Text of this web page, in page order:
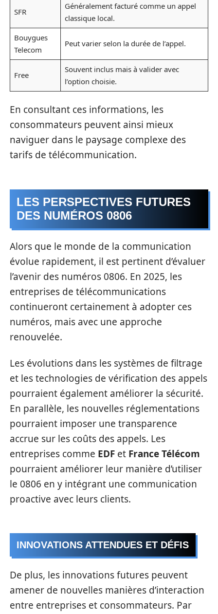
SFR
Généralement facturé comme un appel
classique local.
Bouygues
Telecom
Peut varier selon la durée de l’appel.
Free
Souvent inclus mais à valider avec
l’option choisie.
En consultant ces informations, les
consommateurs peuvent ainsi mieux
naviguer dans le paysage complexe des
tarifs de télécommunication.
LES PERSPECTIVES FUTURES
DES NUMÉROS 0806
Alors que le monde de la communication
évolue rapidement, il est pertinent d’évaluer
l’avenir des numéros 0806. En 2025, les
entreprises de télécommunications
continueront certainement à adopter ces
numéros, mais avec une approche
renouvelée.
Les évolutions dans les systèmes de filtrage
et les technologies de vérification des appels
pourraient également améliorer la sécurité.
En parallèle, les nouvelles réglementations
pourraient imposer une transparence
accrue sur les coûts des appels. Les
entreprises comme EDF et France Télécom
pourraient améliorer leur manière d’utiliser
le 0806 en y intégrant une communication
proactive avec leurs clients.
INNOVATIONS ATTENDUES ET DÉFIS
De plus, les innovations futures peuvent
amener de nouvelles manières d’interaction
entre entreprises et consommateurs. Par